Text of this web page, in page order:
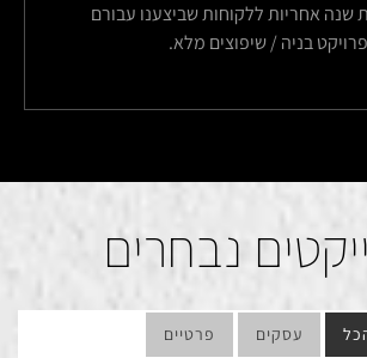
שנה אחריות ללקוחות שביצענו עבורם
פרויקט בניה / שיפוצים מלא.
נבחרים
עסקים פרטיים